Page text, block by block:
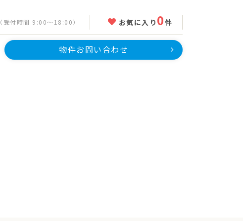
（受付時間 9:00～18:00） お気に入り 0件
物件お問い合わせ